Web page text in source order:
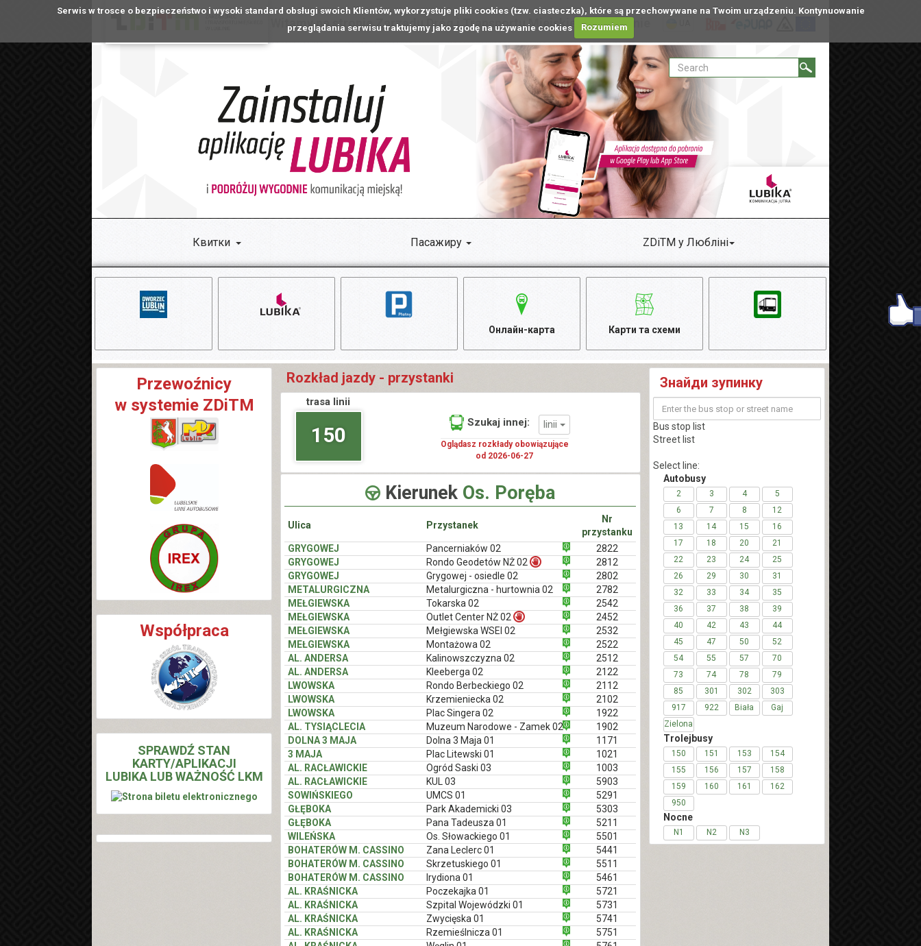
Serwis w trosce o bezpieczeństwo i wysoki standard obsługi swoich Klientów, wykorzystuje pliki cookies (tzw. ciasteczka), które są przechowywane na Twoim urządzeniu. Kontynuowanie
przeglądania serwisu traktujemy jako zgodę na używanie cookies
Rozumiem
Witamy na stronie Zarządu Dróg i Transportu Miejskiego w Lublinie
Квитки Пасажиру ZDiTM у Любліні
Онлайн-карта Карти та схеми
Przewoźnicy
w systemie ZDiTM
Współpraca
SPRAWDŹ STAN
KARTY/APLIKACJI
LUBIKA LUB WAŻNOŚĆ LKM
Rozkład jazdy - przystanki
trasa linii
150
Szukaj innej: linii
Oglądasz rozkłady obowiązujące
od 2026-06-27
Kierunek Os. Poręba
Ulica Przystanek
Nr
przystanku
GRYGOWEJ
Pancerniaków 02
2822
GRYGOWEJ
Rondo Geodetów NŻ 02
2812
GRYGOWEJ
Grygowej - osiedle 02
2802
METALURGICZNA
Metalurgiczna - hurtownia 02
2782
MEŁGIEWSKA
Tokarska 02
2542
MEŁGIEWSKA
Outlet Center NŻ 02
2452
MEŁGIEWSKA
Mełgiewska WSEI 02
2532
MEŁGIEWSKA
Montażowa 02
2522
AL. ANDERSA
Kalinowszczyzna 02
2512
AL. ANDERSA
Kleeberga 02
2122
LWOWSKA
Rondo Berbeckiego 02
2112
LWOWSKA
Krzemieniecka 02
2102
LWOWSKA
Plac Singera 02
1922
AL. TYSIĄCLECIA
Muzeum Narodowe - Zamek 02
1902
DOLNA 3 MAJA
Dolna 3 Maja 01
1171
3 MAJA
Plac Litewski 01
1021
AL. RACŁAWICKIE
Ogród Saski 03
1003
AL. RACŁAWICKIE
KUL 03
5903
SOWIŃSKIEGO
UMCS 01
5291
GŁĘBOKA
Park Akademicki 03
5303
GŁĘBOKA
Pana Tadeusza 01
5211
WILEŃSKA
Os. Słowackiego 01
5501
BOHATERÓW M. CASSINO
Zana Leclerc 01
5441
BOHATERÓW M. CASSINO
Skrzetuskiego 01
5511
BOHATERÓW M. CASSINO
Irydiona 01
5461
AL. KRAŚNICKA
Poczekajka 01
5721
AL. KRAŚNICKA
Szpital Wojewódzki 01
5731
AL. KRAŚNICKA
Zwycięska 01
5741
AL. KRAŚNICKA
Rzemieślnicza 01
5751
Знайди зупинку
Bus stop list
Street list
Select line:
Autobusy
2 3 4
5
6
7 8
12
13
14 15
16
17
18 20
21
22
23 24
25
26
29 30
31
32
33 34
35
36
37 38
39
40
42 43
44
45
47 50
52
54
55 57
70
73
74 78
79
85
301 302
303
917
922 Biała
Gaj
Zielona
Trolejbusy
150 151 153
154
155
156 157
158
159
160 161
162
950
Nocne
N1 N2 N3